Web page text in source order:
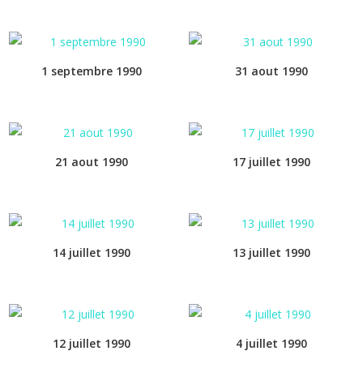
1 septembre 1990 31 aout 1990
21 aout 1990 17 juillet 1990
14 juillet 1990 13 juillet 1990
12 juillet 1990 4 juillet 1990